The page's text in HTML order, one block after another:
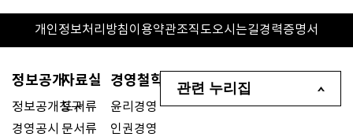
개인정보처리방침이용약관조직도오시는길경력증명서
정보공개
정보공개청구
경영공시
자료실
도서류
문서류
경영철학
윤리경영
인권경영
관련 누리집